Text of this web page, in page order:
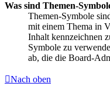
Was sind Themen-
Themen-Symbole
mit einem Thema in
Inhalt kennzeichnen
Symbole zu
ab, die die Board-
Nach oben